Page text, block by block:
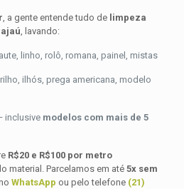
, a gente entende tudo de limpeza
, lavando:
linho, rolô, romana, painel, mistas
ilhós, prega americana, modelo
inclusive modelos com mais de 5
R$20 e R$100 por metro
material. Parcelamos em até 5x sem
WhatsApp ou pelo telefone (21)